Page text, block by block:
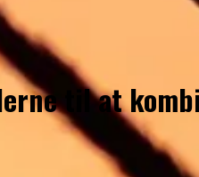
til at